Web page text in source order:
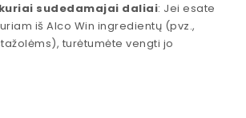
sudedamajai daliai: Jei esate
iš Alco Win ingredientų (pvz.,
turėtumėte vengti jo